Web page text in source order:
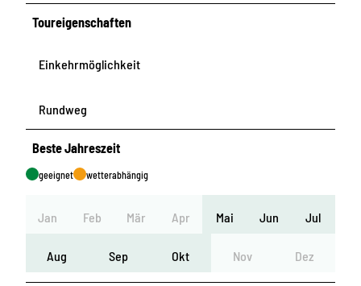
Toureigenschaften
Einkehrmöglichkeit
Rundweg
Beste Jahreszeit
geeignet wetterabhängig
Jan Feb Mär Apr Mai Jun Jul
Aug Sep Okt Nov Dez